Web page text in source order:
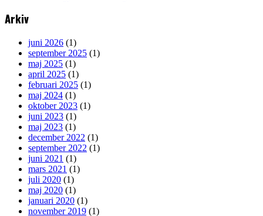
Arkiv
juni 2026 (1)
september 2025 (1)
maj 2025 (1)
april 2025 (1)
februari 2025 (1)
maj 2024 (1)
oktober 2023 (1)
juni 2023 (1)
maj 2023 (1)
december 2022 (1)
september 2022 (1)
juni 2021 (1)
mars 2021 (1)
juli 2020 (1)
maj 2020 (1)
januari 2020 (1)
november 2019 (1)